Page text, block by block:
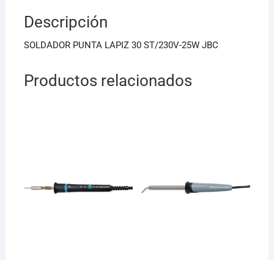
o
o
p
p
Descripción
SOLDADOR PUNTA LAPIZ 30 ST/230V-25W JBC
Productos relacionados